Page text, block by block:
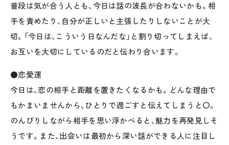
普段は気が合う人とも、今日は話の波長が合わないかも。相
手を責めたり、自分が正しいと主張したりしないことが大
切。「今日は、こういう日なんだな」と割り切ってしまえば、
お互いを大切にしているのだと伝わり合います。
●恋愛運
今日は、恋の相手と距離を置きたくなるかも。どんな理由で
もかまいませんから、ひとりで過ごすと伝えてしまうと〇。
のんびりしながら相手を思い浮かべると、魅力を再発見しそ
うです。また、出会いは最初から深い話ができる人に注目し